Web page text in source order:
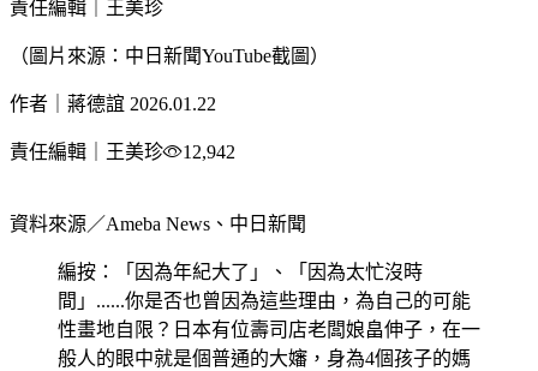
責任編輯｜王美珍
（圖片來源：中日新聞YouTube截圖）
作者｜蔣德誼 2026.01.22
責任編輯｜王美珍 12,942
資料來源／Ameba News、中日新聞
編按：「因為年紀大了」、「因為太忙沒時
間」......你是否也曾因為這些理由，為自己的可能
性畫地自限？日本有位壽司店老闆娘畠伸子，在一
般人的眼中就是個普通的大嬸，身為4個孩子的媽